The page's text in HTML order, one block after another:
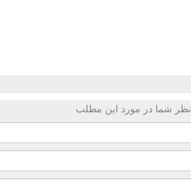
نظر شما در مورد این مطلب